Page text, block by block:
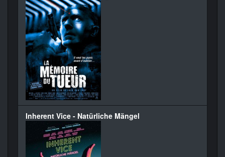
Inherent Vice - Natürliche Mängel